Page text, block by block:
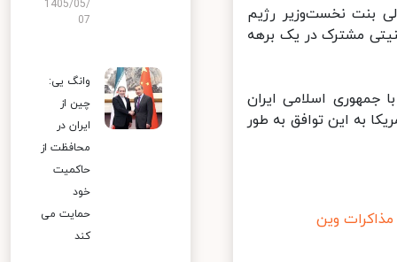
بنت نخست‌وزیر رژیم
مشترک در یک برهه
اسلامی ایران
به این توافق به طور
وین
1405/05/
07
وانگ یی:
چین از
ایران در
محافظت از
حاکمیت
خود
حمایت می
کند